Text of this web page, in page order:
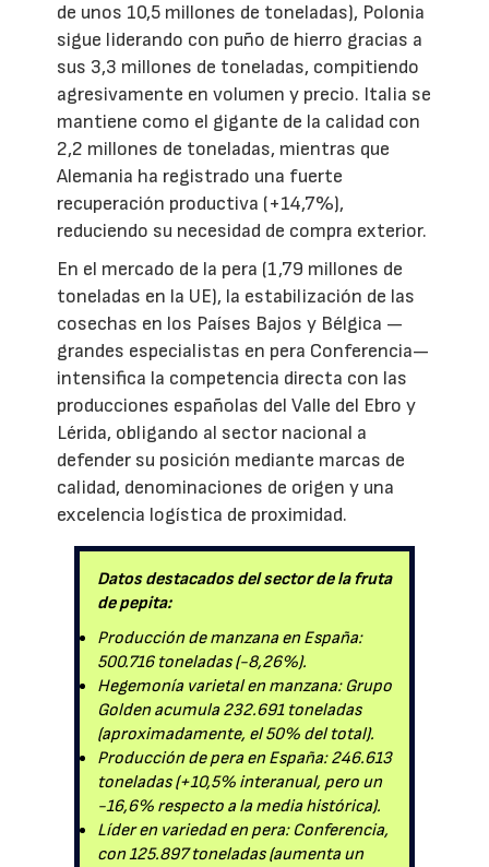
de unos 10,5 millones de toneladas), Polonia
sigue liderando con puño de hierro gracias a
sus 3,3 millones de toneladas, compitiendo
agresivamente en volumen y precio. Italia se
mantiene como el gigante de la calidad con
2,2 millones de toneladas, mientras que
Alemania ha registrado una fuerte
recuperación productiva (+14,7%),
reduciendo su necesidad de compra exterior.
En el mercado de la pera (1,79 millones de
toneladas en la UE), la estabilización de las
cosechas en los Países Bajos y Bélgica —
grandes especialistas en pera Conferencia—
intensifica la competencia directa con las
producciones españolas del Valle del Ebro y
Lérida, obligando al sector nacional a
defender su posición mediante marcas de
calidad, denominaciones de origen y una
excelencia logística de proximidad.
Datos destacados del sector de la fruta
de pepita:
Producción de manzana en España:
500.716 toneladas (-8,26%).
Hegemonía varietal en manzana: Grupo
Golden acumula 232.691 toneladas
(aproximadamente, el 50% del total).
Producción de pera en España: 246.613
toneladas (+10,5% interanual, pero un
-16,6% respecto a la media histórica).
Líder en variedad en pera: Conferencia,
con 125.897 toneladas (aumenta un